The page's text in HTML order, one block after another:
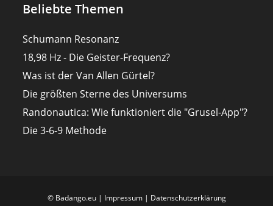
Beliebte Themen
Schumann Resonanz
18,98 Hz - Die Geister-Frequenz?
Was ist der Van Allen Gürtel?
Die größten Sterne des Universums
Randonautica: Wie funktioniert die "Grusel-App"?
Die 3-6-9 Methode
© Badango.eu | Impressum| Datenschutzerklärung